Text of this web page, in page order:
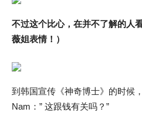
不过这个比心，在并不了解的人
薇姐表情！）
到韩国宣传《神奇博士》的时候
Nam：” 这跟钱有关吗？”